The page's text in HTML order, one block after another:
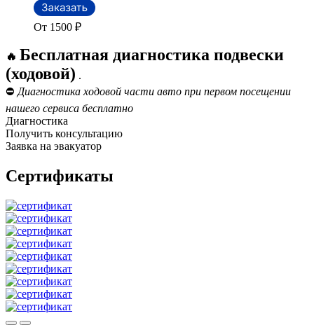
От 1500 ₽
🔥 Бесплатная диагностика подвески
(ходовой) .
⛔ Диагностика ходовой части авто при первом посещении
нашего сервиса бесплатно
Диагностика
Получить консультацию
Заявка на эвакуатор
Сертификаты